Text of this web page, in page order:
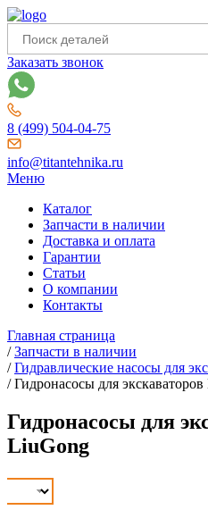
Заказать звонок
8 (499) 504-04-75
info@titantehnika.ru
Меню
Каталог
Запчасти в наличии
Доставка и оплата
Гарантии
Статьи
О компании
Контакты
Главная страница
/Запчасти в наличии
/Гидравлические насосы для
/Гидронасосы для
Гидронасосы для
LiuGong